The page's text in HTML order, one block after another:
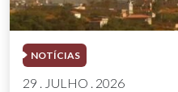
NOTÍCIAS
29 . JULHO . 2026